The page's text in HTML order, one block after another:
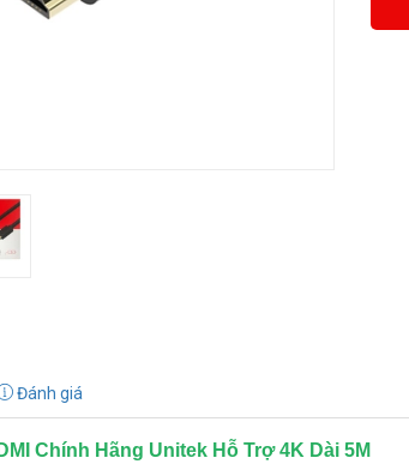
Đánh giá
Chính Hãng Unitek Hỗ Trợ 4K Dài 5M